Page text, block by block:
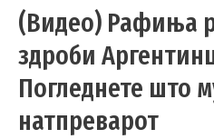
(Видео) Рафиња
здроби
Погледнете што
натпреварот